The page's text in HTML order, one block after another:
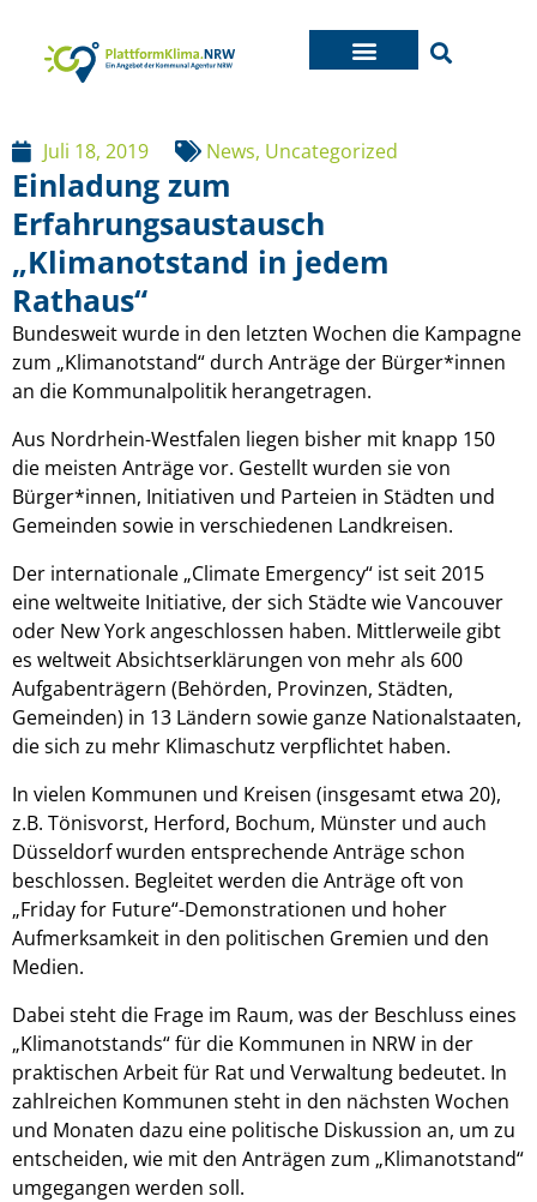
Juli 18, 2019 News, Uncategorized
Einladung zum
Erfahrungsaustausch
„Klimanotstand in jedem
Rathaus“
Bundesweit wurde in den letzten Wochen die Kampagne
zum „Klimanotstand“ durch Anträge der Bürger*innen
an die Kommunalpolitik herangetragen.
Aus Nordrhein-Westfalen liegen bisher mit knapp 150
die meisten Anträge vor. Gestellt wurden sie von
Bürger*innen, Initiativen und Parteien in Städten und
Gemeinden sowie in verschiedenen Landkreisen.
Der internationale „Climate Emergency“ ist seit 2015
eine weltweite Initiative, der sich Städte wie Vancouver
oder New York angeschlossen haben. Mittlerweile gibt
es weltweit Absichtserklärungen von mehr als 600
Aufgabenträgern (Behörden, Provinzen, Städten,
Gemeinden) in 13 Ländern sowie ganze Nationalstaaten,
die sich zu mehr Klimaschutz verpflichtet haben.
In vielen Kommunen und Kreisen (insgesamt etwa 20),
z.B. Tönisvorst, Herford, Bochum, Münster und auch
Düsseldorf wurden entsprechende Anträge schon
beschlossen. Begleitet werden die Anträge oft von
„Friday for Future“-Demonstrationen und hoher
Aufmerksamkeit in den politischen Gremien und den
Medien.
Dabei steht die Frage im Raum, was der Beschluss eines
„Klimanotstands“ für die Kommunen in NRW in der
praktischen Arbeit für Rat und Verwaltung bedeutet. In
zahlreichen Kommunen steht in den nächsten Wochen
und Monaten dazu eine politische Diskussion an, um zu
entscheiden, wie mit den Anträgen zum „Klimanotstand“
umgegangen werden soll.